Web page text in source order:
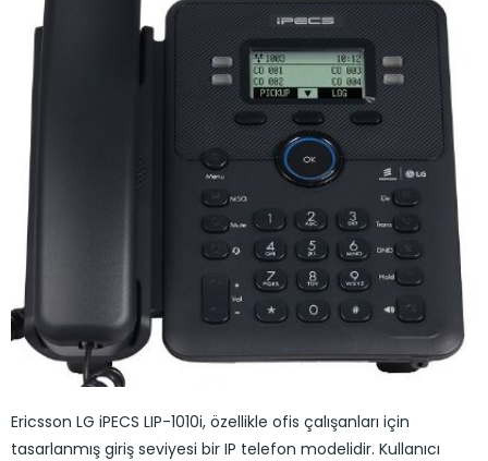
Ericsson LG iPECS LIP-1010i, özellikle ofis çalışanları için
tasarlanmış giriş seviyesi bir IP telefon modelidir. Kullanıcı